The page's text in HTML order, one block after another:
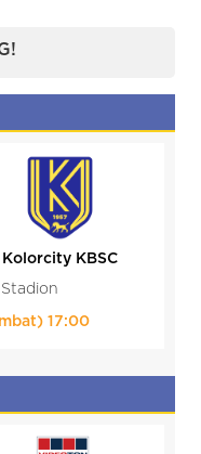
Kolorcity KBSC
17:00